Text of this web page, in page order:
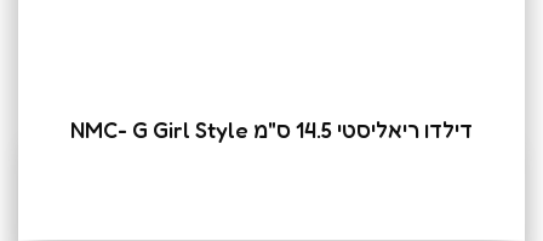
דילדו ריאליסטי 14.5 ס"מ NMC- G Girl Style